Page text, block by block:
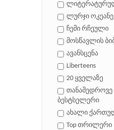
ლურჯი ოკეანე
ჩემი რჩეული
მოსწავლის
ავანსცენა
Liberteens
20 ყველაზე
ბესტსელერი
ახალი
Top თრილერი